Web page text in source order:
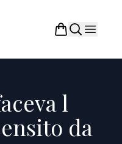
l
da